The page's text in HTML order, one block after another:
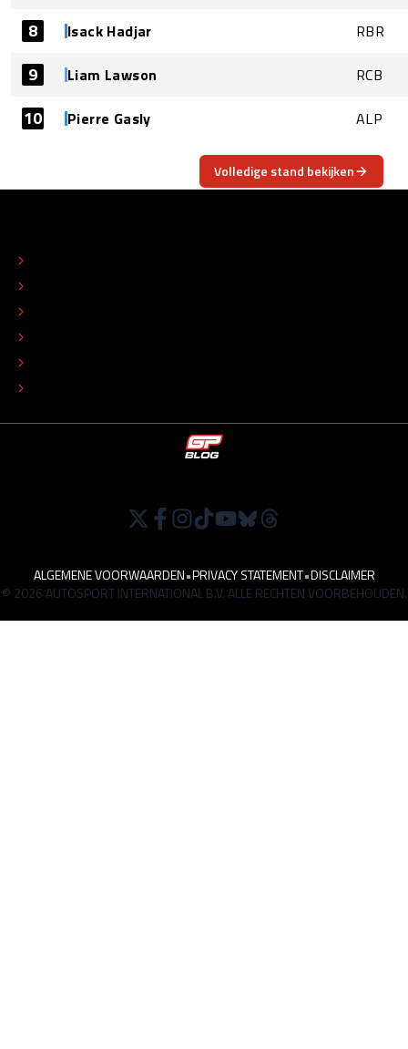
8 Isack Hadjar RBR
9 Liam Lawson RCB
10 Pierre Gasly ALP
Volledige stand bekijken
ALGEMENE VOORWAARDEN•PRIVACY STATEMENT•DISCLAIMER
© 2026 AUTOSPORT INTERNATIONAL B.V. ALLE RECHTEN VOORBEHOUDEN.